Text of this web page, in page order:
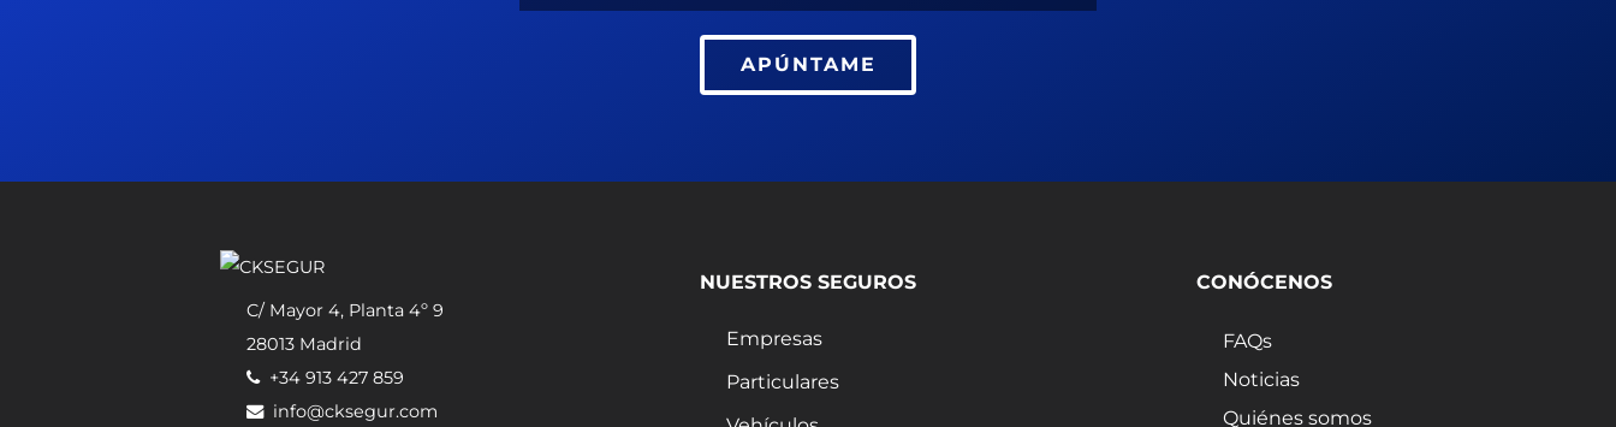
APÚNTAME
C/ Mayor 4, Planta 4º 9
28013 Madrid
+34 913 427 859
info@cksegur.com
NUESTROS SEGUROS
Empresas
Particulares
CONÓCENOS
FAQs
Noticias
Quiénes somos